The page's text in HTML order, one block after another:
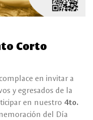
Corto
en invitar a
y egresados de la
en nuestro 4to.
del Día